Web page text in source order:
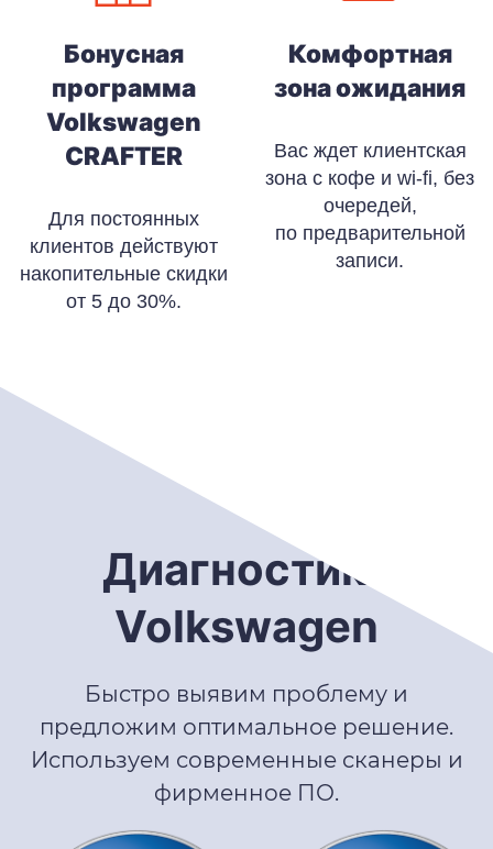
Бонусная
программа
Volkswagen
CRAFTER
Для постоянных
клиентов действуют
накопительные скидки
от 5 до 30%.
Комфортная
зона ожидания
Вас ждет клиентская
зона с кофе и wi-fi, без
очередей,
по предварительной
записи.
Диагностика
Volkswagen
Быстро выявим проблему и
предложим оптимальное решение.
Используем современные сканеры и
фирменное ПО.